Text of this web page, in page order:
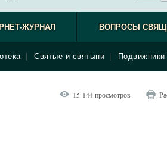
Святые и святыни Подвижники
ЖУРНАЛ ВОПРОСЫ
15 144 просмотров